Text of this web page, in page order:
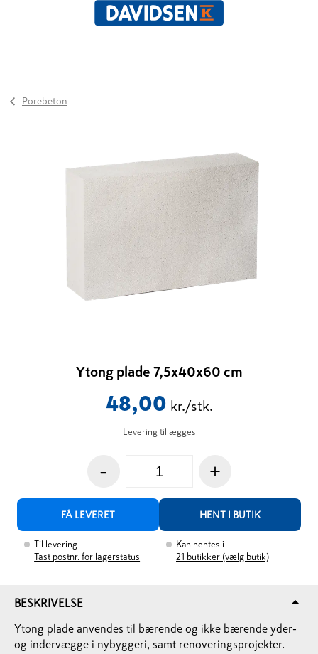
Porebeton
Ytong plade 7,5x40x60 cm
48,00 kr./stk.
Levering tillægges
- +
FÅ LEVERET HENT I BUTIK
Til levering
Tast postnr. for lagerstatus
Kan hentes i
21 butikker (vælg butik)
BESKRIVELSE
Ytong plade anvendes til bærende og ikke bærende yder-
og indervægge i nybyggeri, samt renoveringsprojekter.